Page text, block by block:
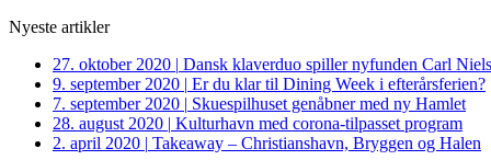
Nyeste artikler
27. oktober 2020 | Dansk klaverduo spiller nyfunden Carl
9. september 2020 | Er du klar til Dining Week i efterårsferien?
7. september 2020 | Skuespilhuset genåbner med ny Hamlet
28. august 2020 | Kulturhavn med corona-tilpasset program
2. april 2020 | Takeaway – Christianshavn, Bryggen og Halen